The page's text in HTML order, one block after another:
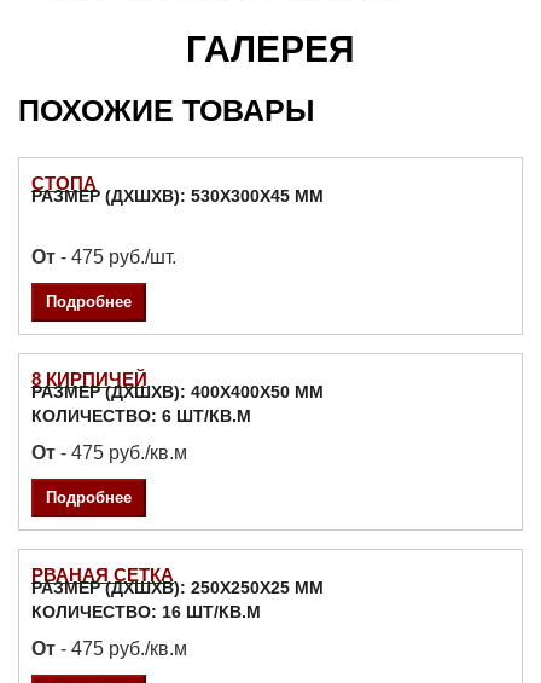
ГАЛЕРЕЯ
ПОХОЖИЕ ТОВАРЫ
СТОПА
РАЗМЕР (ДXШXВ): 530X300X45 ММ
От - 475 руб./шт.
Подробнее
8 КИРПИЧЕЙ
РАЗМЕР (ДXШXВ): 400X400X50 ММ
КОЛИЧЕСТВО: 6 ШТ/КВ.М
От - 475 руб./кв.м
Подробнее
РВАНАЯ СЕТКА
РАЗМЕР (ДXШXВ): 250X250X25 ММ
КОЛИЧЕСТВО: 16 ШТ/КВ.М
От - 475 руб./кв.м